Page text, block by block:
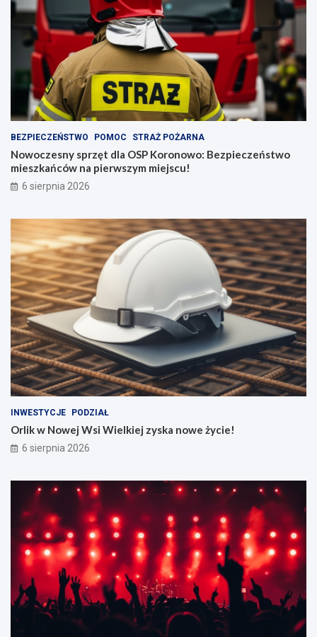
BEZPIECZEŃSTWO POMOC STRAŻ POŻARNA
Nowoczesny sprzęt dla OSP Koronowo: Bezpieczeństwo
mieszkańców na pierwszym miejscu!
6 sierpnia 2026
INWESTYCJE PODZIAŁ
Orlik w Nowej Wsi Wielkiej zyska nowe życie!
6 sierpnia 2026